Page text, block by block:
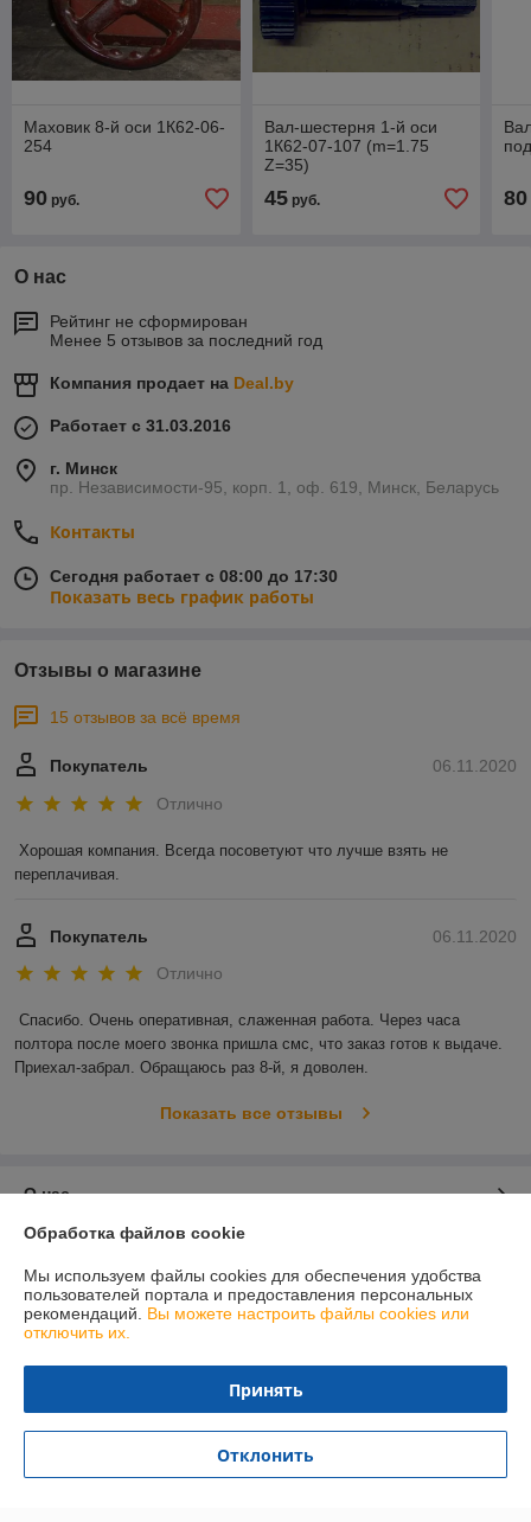
Маховик 8-й оси 1К62-06-
254
90 руб.
Вал-шестерня 1-й оси
1К62-07-107 (m=1.75
Z=35)
45руб. 80
О нас
Рейтинг не сформирован
Менее 5 отзывов за последний год
Компания продает на Deal.by
Работает с 31.03.2016
г. Минск
пр. Независимости-95, корп. 1, оф. 619, Минск, Беларусь
Контакты
Сегодня работает с 08:00 до 17:30
Показать весь график работы
Отзывы о магазине
15 отзывов за всё время
06.11.2020
Покупатель
Отлично
Хорошая компания. Всегда посоветуют что лучше взять не
переплачивая.
06.11.2020
Покупатель
Отлично
Спасибо. Очень оперативная, слаженная работа. Через часа
полтора после моего звонка пришла смс, что заказ готов к выдаче.
Приехал-забрал. Обращаюсь раз 8-й, я доволен.
Показать все отзывы
О нас
Доставка и оплата
Полная версия сайта
Политика обработки cookies
Обработка файлов cookie
Мы используем файлы cookies для обеспечения удобства
пользователей портала и предоставления персональных
рекомендаций. Вы можете настроить файлы cookies или
отключить их.
Принять
Отклонить